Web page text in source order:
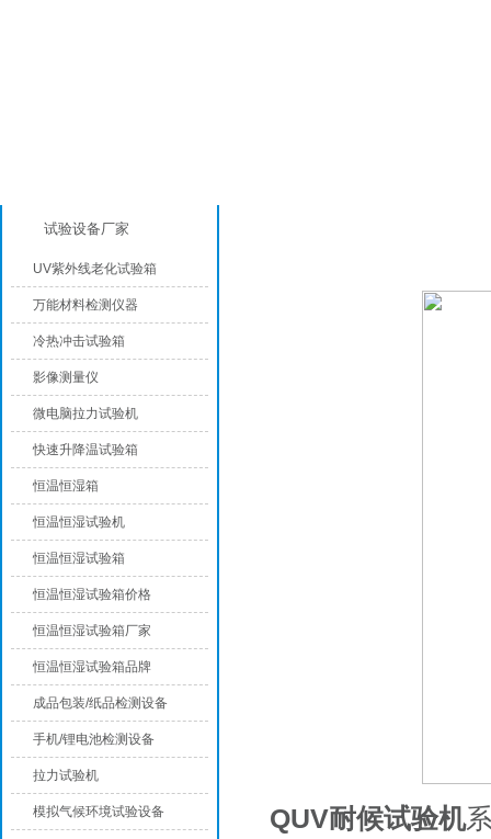
QUV耐候试验机
试验设备厂家
UV紫外线老化试验箱
万能材料检测仪器
冷热冲击试验箱
影像测量仪
微电脑拉力试验机
快速升降温试验箱
恒温恒湿箱
恒温恒湿试验机
恒温恒湿试验箱
恒温恒湿试验箱价格
恒温恒湿试验箱厂家
恒温恒湿试验箱品牌
成品包装/纸品检测设备
手机/锂电池检测设备
拉力试验机
模拟气候环境试验设备